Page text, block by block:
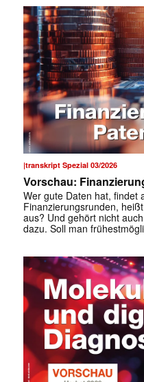
|transkript Spezial 03/2026
Vorschau:
Wer gute Daten hat, findet
Finanzierungsrunden,
aus? Und gehört nicht
dazu. Soll man